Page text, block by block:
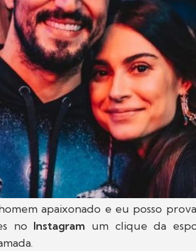
apaixonado e eu posso
no Instagram um clique da